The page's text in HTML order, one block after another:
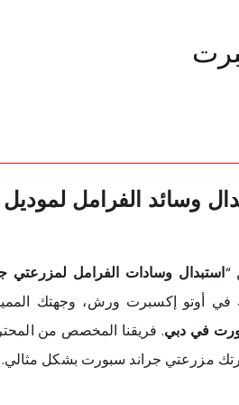
وسائد الفرامل
“استبدال وسادات الفرامل لمزرعتي
في أوتو إكسبرت ورش، وجهتك
في دبي. فريقنا المخصص من
مزرعتي جراند سبورت بشكل مثالي.